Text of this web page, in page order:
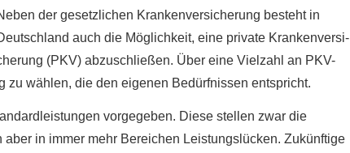
der gesetzlichen Kranken­ver­si­che­rung besteht in
auch die Möglichkeit, eine private Kranken­ver­si­
(PKV) abzuschließen. Über eine Vielzahl an PKV-
zu wählen, die den eigenen Bedürfnissen entspricht.
vorgegeben. Diese stellen zwar die
in immer mehr Bereichen Leistungslücken. Zukünftige